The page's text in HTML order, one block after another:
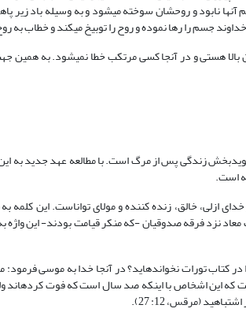
نابود و روحشان سوخته می‏شود و به وسیله باد زیر
جسم را رها نموده و روح را توبیخ می‏کند و خطاب به
هستی و در آنجا کسی مرتکب خطا نمی‏شود. به همین
زندگی پس از مرگ است. با مطالعه عهد جدید به
است.
ازلی، خالق، زنده کننده و مولای تواناست. این کلمه
تورات نخوانده‏اید؟ در آنجا خدا به موسی
به موسی می‏گفت که این اشخاص با اینکه صد سال است که فوت
(مرقس، 12: 27).